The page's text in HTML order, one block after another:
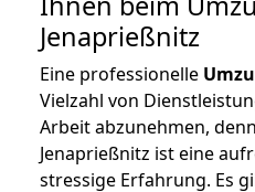
Jenaprießnitz
Eine professionelle
Vielzahl von
Arbeit abzunehmen,
Jenaprießnitz ist eine
stressige Erfahrung. Es